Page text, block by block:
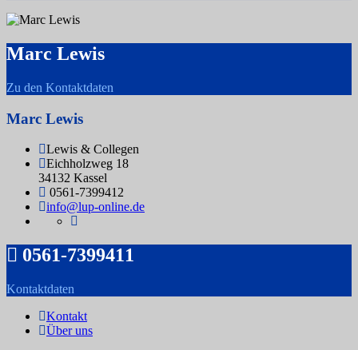
Marc Lewis
Zu den Kontaktdaten
Marc Lewis
Lewis & Collegen
Eichholzweg 18
34132 Kassel
0561-7399412
info@lup-online.de
0561-7399411
Kontaktdaten
Kontakt
Über uns